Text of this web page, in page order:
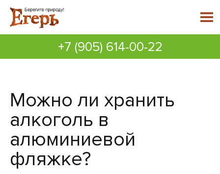
+7 (905) 614-00-22
Можно ли хранить
алкоголь в
алюминиевой
фляжке?